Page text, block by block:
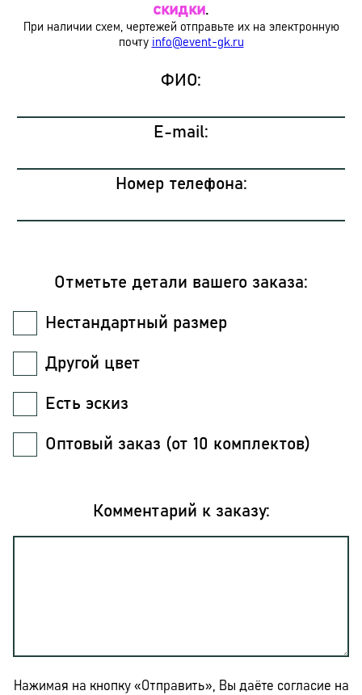
скидки.
При наличии схем, чертежей отправьте их на электронную
почту info@event-gk.ru
ФИО:
E-mail:
Номер телефона:
Отметьте детали вашего заказа:
Нестандартный размер
Другой цвет
Есть эскиз
Оптовый заказ (от 10 комплектов)
Комментарий к заказу:
Нажимая на кнопку «Отправить», Вы даёте согласие на